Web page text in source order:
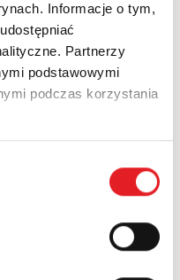
Informacje o tym,
Partnerzy
podstawowymi
podczas korzystania